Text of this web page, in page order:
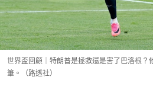
世界盃回顧｜特朗普是拯救還是害了巴洛根？
筆。（路透社）